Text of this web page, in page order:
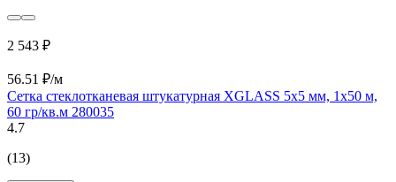
2 543 ₽
56.51 ₽/м
Сетка стеклотканевая штукатурная XGLASS 5x5 мм, 1x50 м,
60 гр/кв.м 280035
4.7
(13)